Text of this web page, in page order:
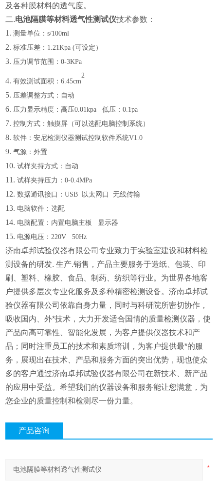
及各种膜材料的透气度。
二.电池隔膜等材料透气性测试仪技术参数：
1.测量单位：s/100ml
2.标准压差： 1.21Kpa (可设定）
3. 压力调节范围：0-3KPa
4.有效测试面积：6.45cm
2
5. 压差调整方式：自动
6. 压力显示精度：高压0.01kpa 低压：0.1pa
7.控制方式：触摸屏（可以选配电脑控制系统）
8.软件：安尼检测仪器测试控制软件系统V1.0
9.气源：外置
10.试样夹持方式：自动
11.试样夹持压力：0-0.4MPa
12.数据通讯接口：USB 以太网口 无线传输
13. 电脑软件：选配
14. 电脑配置：内置电脑主板 显示器
15. 电源电压： 220V 50Hz
济南卓邦试验仪器有限公司专业致力于实验室建设和材料检
测设备的研发. 生产.销售，产品主要服务于造纸、包装、印
刷、塑料、橡胶、食品、制药、纺织等行业。为世界各地客
户提供多层次专业化服务及多种精密检测设备。济南卓邦试
验仪器有限公司依靠自身力量，同时与科研院所密切协作，
吸收国内、外*技术，大力开发适合国情的质量检测仪器，使
产品向高可靠性、智能化发展，为客户提供仪器技术和产
品；同时注重员工的技术和素质培训，为客户提供最*的服
务，展现出在技术、产品和服务方面的突出优势，现也使众
多的客户通过济南卓邦试验仪器有限公司在新技术、新产品
的应用中受益。希望我们的仪器设备和服务能让您满意，为
您企业的质量控制和检测尽一份力量。
产品咨询